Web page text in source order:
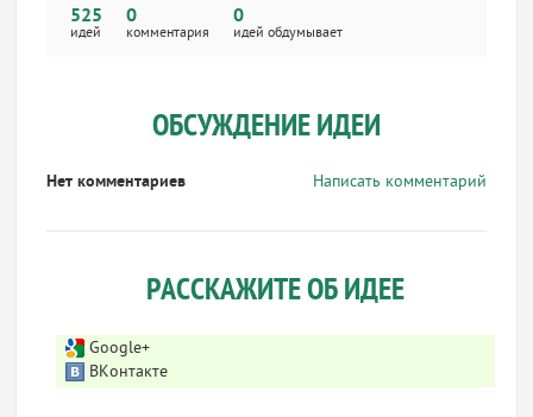
525
идей
0
комментария
0
идей обдумывает
ОБСУЖДЕНИЕ ИДЕИ
Написать комментарий
Нет комментариев
РАССКАЖИТЕ ОБ ИДЕЕ
Google+
ВКонтакте